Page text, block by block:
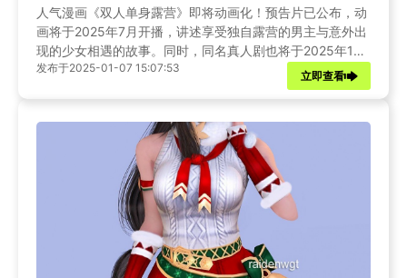
人气漫画《双人单身露营》即将动画化！预告片已公布，动
画将于2025年7月开播，讲述享受独自露营的男主与意外出
现的少女相遇的故事。同时，同名真人剧也将于2025年1月
播出。
发布于2025-01-07 15:07:53
立即查看